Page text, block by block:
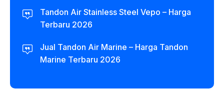
Tandon Air Stainless Steel Vepo – Harga
Terbaru 2026
Jual Tandon Air Marine – Harga Tandon
Marine Terbaru 2026